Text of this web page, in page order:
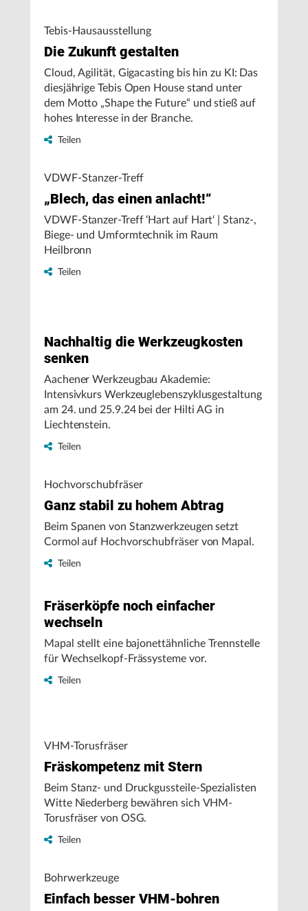
Tebis-Hausausstellung
Die Zukunft gestalten
Cloud, Agilität, Gigacasting bis hin zu KI: Das
diesjährige Tebis Open House stand unter
dem Motto „Shape the Future“ und stieß auf
hohes Interesse in der Branche.
Teilen
VDWF-Stanzer-Treff
„Blech, das einen anlacht!“
VDWF-Stanzer-Treff ‘Hart auf Hart‘ | Stanz-,
Biege- und Umformtechnik im Raum
Heilbronn
Teilen
Nachhaltig die Werkzeugkosten
senken
Aachener Werkzeugbau Akademie:
Intensivkurs Werkzeuglebenszyklusgestaltung
am 24. und 25.9.24 bei der Hilti AG in
Liechtenstein.
Teilen
Hochvorschubfräser
Ganz stabil zu hohem Abtrag
Beim Spanen von Stanzwerkzeugen setzt
Cormol auf Hochvorschubfräser von Mapal.
Teilen
Fräserköpfe noch einfacher
wechseln
Mapal stellt eine bajonettähnliche Trennstelle
für Wechselkopf-Frässysteme vor.
Teilen
VHM-Torusfräser
Fräskompetenz mit Stern
Beim Stanz- und Druckgussteile-Spezialisten
Witte Niederberg bewähren sich VHM-
Torusfräser von OSG.
Teilen
Bohrwerkzeuge
Einfach besser VHM-bohren